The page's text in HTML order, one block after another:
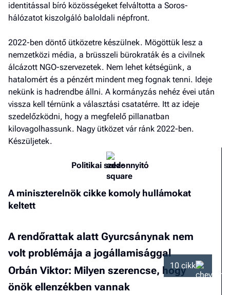
identitással bíró közösségeket felváltotta a Soros-
hálózatot kiszolgáló baloldali népfront.
2022-ben döntő ütközetre készülnek. Mögöttük lesz a
nemzetközi média, a brüsszeli bürokraták és a civilnek
álcázott NGO-szervezetek. Nem lehet kétségünk, a
hatalomért és a pénzért mindent meg fognak tenni. Ideje
nekünk is hadrendbe állni. A kormányzás nehéz évei után
vissza kell térnünk a választási csatatérre. Itt az ideje
szedelőzködni, hogy a megfelelő pillanatban
kilovagolhassunk. Nagy ütközet vár ránk 2022-ben.
Készüljetek.
Politikai szezonnyitó
A miniszterelnök cikke komoly hullámokat
keltett
A rendőrattak alatt Gyurcsánynak nem
volt problémája a jogállamisággal
Orbán Viktor: Milyen szerencse, hogy
önök ellenzékben vannak
10 cikk